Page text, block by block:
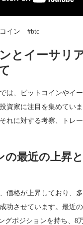
イン #btc
とイーサリ
は、ビットコインやイ
資家に注目を集めていま
れに対する考察、トレ
の最近の上昇
価格が上昇しており、
功させています。最近の
グポジションを持ち、8